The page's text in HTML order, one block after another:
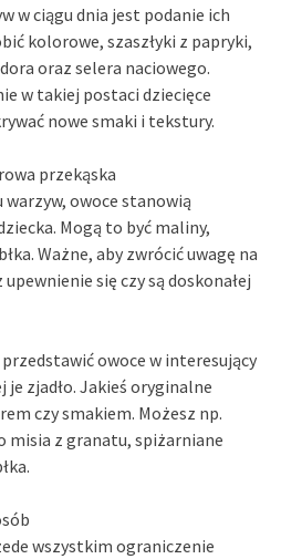
w ciągu dnia jest podanie ich
kolorowe, szaszłyki z papryki,
oraz selera naciowego.
w takiej postaci dziecięce
nowe smaki i tekstury.
przekąska
owoce stanowią
Mogą to być maliny,
Ważne, aby zwrócić uwagę na
się czy są doskonałej
owoce w interesujący
zjadło. Jakieś oryginalne
czy smakiem. Możesz np.
misia z granatu, spiżarniane
wszystkim ograniczenie